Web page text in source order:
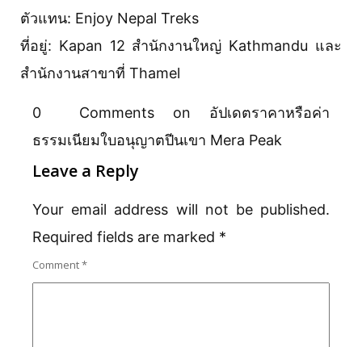
ตัวแทน: Enjoy Nepal Treks
ที่อยู่: Kapan 12 สำนักงานใหญ่ Kathmandu และ
สำนักงานสาขาที่ Thamel
0 Comments on อัปเดตราคาหรือค่า
ธรรมเนียมใบอนุญาตปีนเขา Mera Peak
Leave a Reply
Your email address will not be published.
Required fields are marked *
Comment*